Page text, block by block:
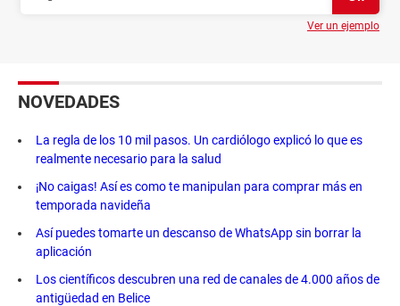
Ver un ejemplo
NOVEDADES
La regla de los 10 mil pasos. Un cardiólogo explicó lo que es
realmente necesario para la salud
¡No caigas! Así es como te manipulan para comprar más en
temporada navideña
Así puedes tomarte un descanso de WhatsApp sin borrar la
aplicación
Los científicos descubren una red de canales de 4.000 años de
antigüedad en Belice